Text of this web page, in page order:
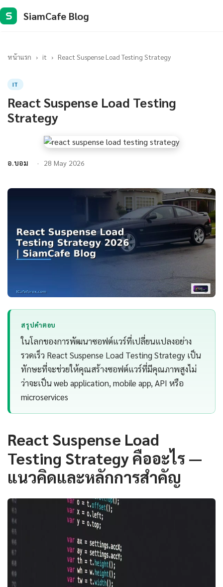
S SiamCafe Blog
หน้าแรก › it › React Suspense Load Testing Strategy
IT
React Suspense Load Testing
Strategy
อ.บอม 28 May 2026
สรุปคำตอบ
ในโลกของการพัฒนาซอฟต์แวร์ที่เปลี่ยนแปลงอย่าง
รวดเร็ว React Suspense Load Testing Strategy เป็น
ทักษะที่จะช่วยให้คุณสร้างซอฟต์แวร์ที่มีคุณภาพสูงไม่
ว่าจะเป็น web application, mobile app, API หรือ
microservices
React Suspense Load
Testing Strategy คืออะไร —
แนวคิดและหลักการสำคัญ